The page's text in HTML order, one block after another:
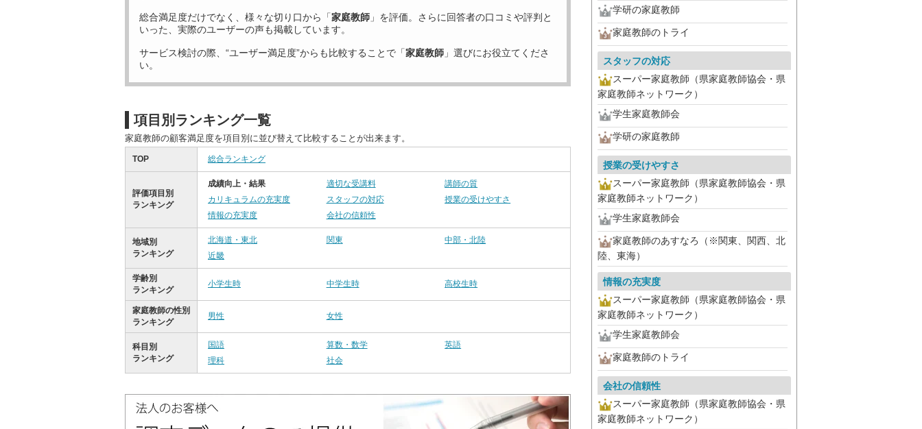
総合満足度だけでなく、様々な切り口から「家庭教師 」を評価。さらに回答者の口コミや評判と
いった、実際のユーザーの声も掲載しています。
サービス検討の際、“ユーザー満足度”からも比較することで「家庭教師 」選びにお役立てくださ
い。
項目別ランキング一覧
家庭教師の顧客満足度を項目別に並び替えて比較することが出来ます。
TOP 総合ランキング
評価項目別
ランキング
成績向上・結果 適切な受講料
講師の質
カリキュラムの充実度
スタッフの対応
授業の受けやすさ
情報の充実度
会社の信頼性
地域別
ランキング
北海道・東北 関東
中部・北陸
近畿
学齢別
ランキング
小学生時 中学生時 高校生時
家庭教師の性別
ランキング
男性 女性
科目別
ランキング
国語 算数・数学
英語
理科
社会
学研の家庭教師
家庭教師のトライ
スタッフの対応
スーパー家庭教師（県家庭教師協会・県
家庭教師ネットワーク）
学生家庭教師会
学研の家庭教師
授業の受けやすさ
スーパー家庭教師（県家庭教師協会・県
家庭教師ネットワーク）
学生家庭教師会
家庭教師のあすなろ（※関東、関西、北
陸、東海）
情報の充実度
スーパー家庭教師（県家庭教師協会・県
家庭教師ネットワーク）
学生家庭教師会
家庭教師のトライ
会社の信頼性
スーパー家庭教師（県家庭教師協会・県
家庭教師ネットワーク）